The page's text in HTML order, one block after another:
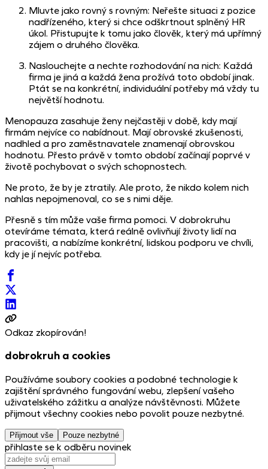
Mluvte jako rovný s rovným: Neřešte situaci z pozice
nadřízeného, který si chce odškrtnout splněný HR
úkol. Přistupujte k tomu jako člověk, který má upřímný
zájem o druhého člověka.
Naslouchejte a nechte rozhodování na nich: Každá
firma je jiná a každá žena prožívá toto období jinak.
Ptát se na konkrétní, individuální potřeby má vždy tu
největší hodnotu.
Menopauza zasahuje ženy nejčastěji v době, kdy mají
firmám nejvíce co nabídnout. Mají obrovské zkušenosti,
nadhled a pro zaměstnavatele znamenají obrovskou
hodnotu. Přesto právě v tomto období začínají poprvé v
životě pochybovat o svých schopnostech.
Ne proto, že by je ztratily. Ale proto, že nikdo kolem nich
nahlas nepojmenoval, co se s nimi děje.
Přesně s tím může vaše firma pomoci. V dobrokruhu
otevíráme témata, která reálně ovlivňují životy lidí na
pracovišti, a nabízíme konkrétní, lidskou podporu ve chvíli,
kdy je jí nejvíc potřeba.
Odkaz zkopírován!
dobrokruh a cookies
Používáme soubory cookies a podobné technologie k
zajištění správného fungování webu, zlepšení vašeho
uživatelského zážitku a analýze návštěvnosti. Můžete
přijmout všechny cookies nebo povolit pouze nezbytné.
Přijmout vše Pouze nezbytné
přihlaste se k odběru novinek